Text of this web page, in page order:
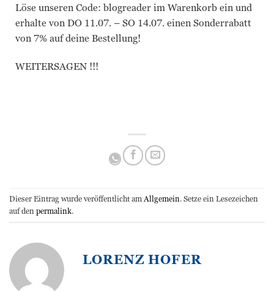
Löse unseren Code: blogreader im Warenkorb ein und
erhalte von DO 11.07. – SO 14.07. einen Sonderrabatt
von 7% auf deine Bestellung!
WEITERSAGEN !!!
Dieser Eintrag wurde veröffentlicht amAllgemein. Setze ein Lesezeichen
auf denpermalink.
LORENZ HOFER